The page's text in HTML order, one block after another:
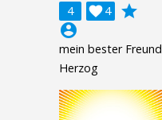
4 4

grade
account_circle
mein bester Freund
Herzog